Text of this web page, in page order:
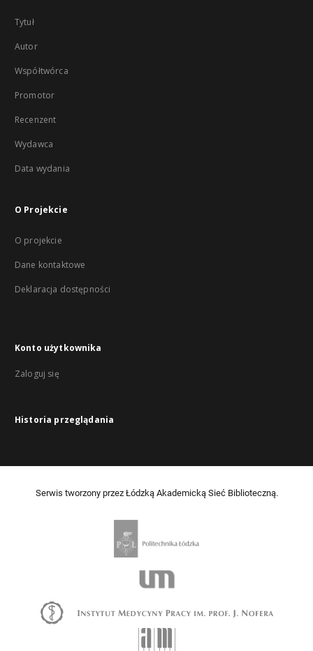
Tytuł
Autor
Współtwórca
Promotor
Recenzent
Wydawca
Data wydania
O Projekcie
O projekcie
Dane kontaktowe
Deklaracja dostępności
Konto użytkownika
Zaloguj się
Historia przeglądania
Serwis tworzony przez Łódzką Akademicką Sieć Biblioteczną.